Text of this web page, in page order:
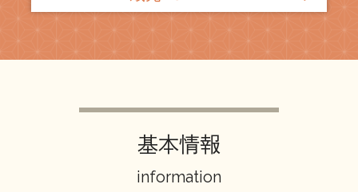
基本情報
information